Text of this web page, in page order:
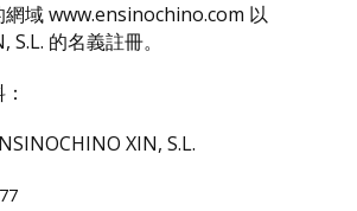
域 www.ensinochino.com 以
的名義註冊。
XIN, S.L.